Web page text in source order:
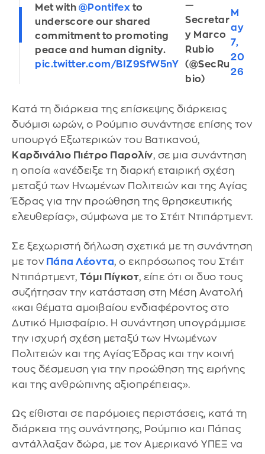
Met with @Pontifex to
underscore our shared
commitment to promoting
peace and human dignity.
pic.twitter.com/BIZ9SfW5nY
—
Secretar
y Marco
Rubio
(@SecRu
bio)
M
ay
7,
20
26
Κατά τη διάρκεια της επίσκεψης διάρκειας
δυόμισι ωρών, ο Ρούμπιο συνάντησε επίσης τον
υπουργό Εξωτερικών του Βατικανού,
Καρδινάλιο Πιέτρο Παρολίν, σε μια συνάντηση
η οποία «ανέδειξε τη διαρκή εταιρική σχέση
μεταξύ των Ηνωμένων Πολιτειών και της Αγίας
Έδρας για την προώθηση της θρησκευτικής
ελευθερίας», σύμφωνα με το Στέιτ Ντιπάρτμεντ.
Σε ξεχωριστή δήλωση σχετικά με τη συνάντηση
με τον Πάπα Λέοντα, ο εκπρόσωπος του Στέιτ
Ντιπάρτμεντ, Τόμι Πίγκοτ, είπε ότι οι δυο τους
συζήτησαν την κατάσταση στη Μέση Ανατολή
«και θέματα αμοιβαίου ενδιαφέροντος στο
Δυτικό Ημισφαίριο. Η συνάντηση υπογράμμισε
την ισχυρή σχέση μεταξύ των Ηνωμένων
Πολιτειών και της Αγίας Έδρας και την κοινή
τους δέσμευση για την προώθηση της ειρήνης
και της ανθρώπινης αξιοπρέπειας».
Ως είθισται σε παρόμοιες περιστάσεις, κατά τη
διάρκεια της συνάντησης, Ρούμπιο και Πάπας
αντάλλαξαν δώρα, με τον Αμερικανό ΥΠΕΞ να